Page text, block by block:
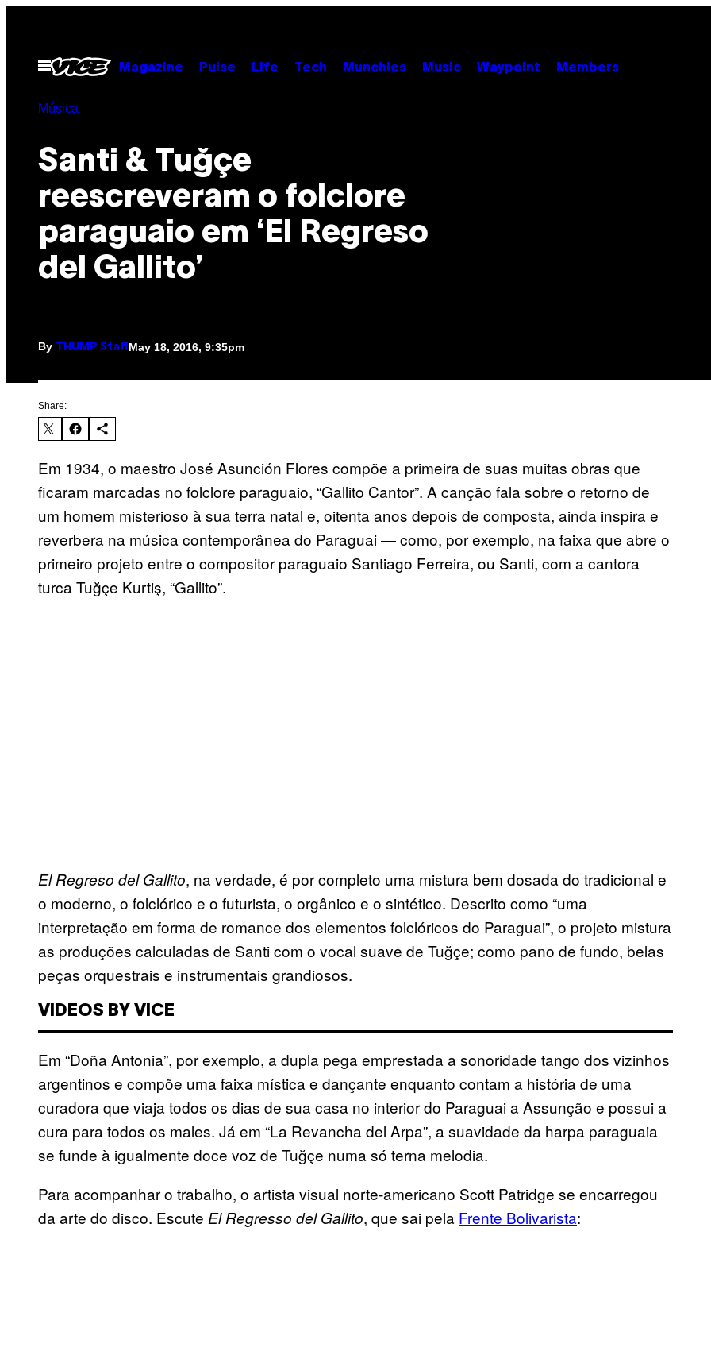
contentOpen
Menu
Magazine Pulse Life Tech Munchies Music Waypoint Members
Música
Santi & Tuğçe
reescreveram o folclore
paraguaio em ‘El Regreso
del Gallito’
By THUMP StaffMay 18, 2016, 9:35pm
Share:
Em 1934, o maestro José Asunción Flores compõe a primeira de suas muitas obras que
ficaram marcadas no folclore paraguaio, “Gallito Cantor”. A canção fala sobre o retorno de
um homem misterioso à sua terra natal e, oitenta anos depois de composta, ainda inspira e
reverbera na música contemporânea do Paraguai — como, por exemplo, na faixa que abre o
primeiro projeto entre o compositor paraguaio Santiago Ferreira, ou Santi, com a cantora
turca Tuğçe Kurtiş, “Gallito”.
El Regreso del Gallito, na verdade, é por completo uma mistura bem dosada do tradicional e
o moderno, o folclórico e o futurista, o orgânico e o sintético. Descrito como “uma
interpretação em forma de romance dos elementos folclóricos do Paraguai”, o projeto mistura
as produções calculadas de Santi com o vocal suave de Tuğçe; como pano de fundo, belas
peças orquestrais e instrumentais grandiosos.
VIDEOS BY VICE
Em “Doña Antonia”, por exemplo, a dupla pega emprestada a sonoridade tango dos vizinhos
argentinos e compõe uma faixa mística e dançante enquanto contam a história de uma
curadora que viaja todos os dias de sua casa no interior do Paraguai a Assunção e possui a
cura para todos os males. Já em “La Revancha del Arpa”, a suavidade da harpa paraguaia
se funde à igualmente doce voz de Tuğçe numa só terna melodia.
Para acompanhar o trabalho, o artista visual norte-americano Scott Patridge se encarregou
da arte do disco. Escute El Regresso del Gallito, que sai pela Frente Bolivarista: